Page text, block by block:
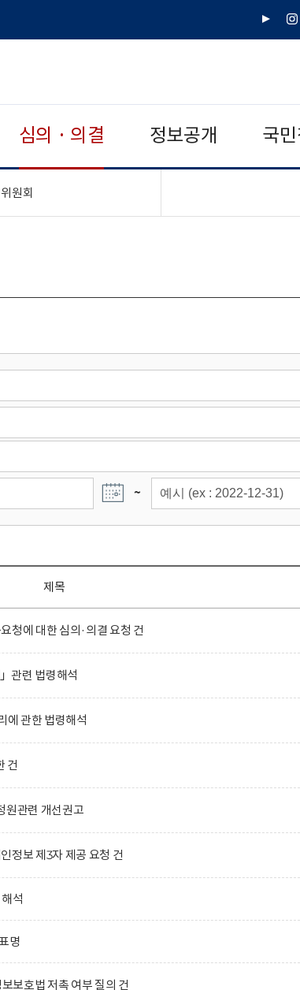
유
인
심의 · 의결 정보공개 국
원회
~
제목
청에 대한 심의·의결 요청 건
관련 법령해석
에 관한 법령해석
건
원관련 개선권고
정보 제3자 제공 요청 건
석
명
보호법 저촉 여부 질의 건